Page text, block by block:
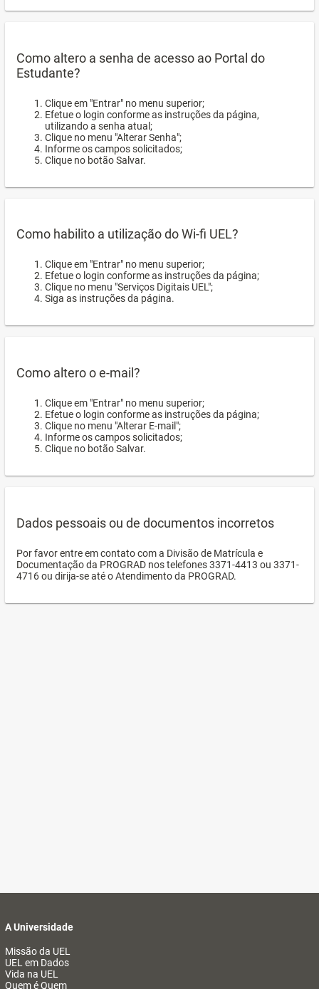
Como altero a senha de acesso ao Portal do
Estudante?
Clique em "Entrar" no menu superior;
Efetue o login conforme as instruções da página,
utilizando a senha atual;
Clique no menu "Alterar Senha";
Informe os campos solicitados;
Clique no botão Salvar.
Como habilito a utilização do Wi-fi UEL?
Clique em "Entrar" no menu superior;
Efetue o login conforme as instruções da página;
Clique no menu "Serviços Digitais UEL";
Siga as instruções da página.
Como altero o e-mail?
Clique em "Entrar" no menu superior;
Efetue o login conforme as instruções da página;
Clique no menu "Alterar E-mail";
Informe os campos solicitados;
Clique no botão Salvar.
Dados pessoais ou de documentos incorretos
Por favor entre em contato com a Divisão de Matrícula e
Documentação da PROGRAD nos telefones 3371-4413 ou 3371-
4716 ou dirija-se até o Atendimento da PROGRAD.
A Universidade
Missão da UEL
UEL em Dados
Vida na UEL
Quem é Quem